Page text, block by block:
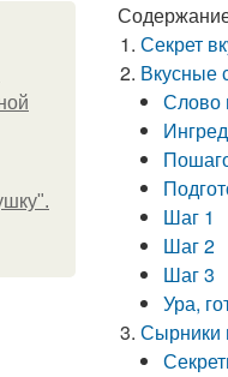
Секрет
Вкусные
Слово
Шаг 1
Шаг 2
Шаг 3
Ура,
Сырники